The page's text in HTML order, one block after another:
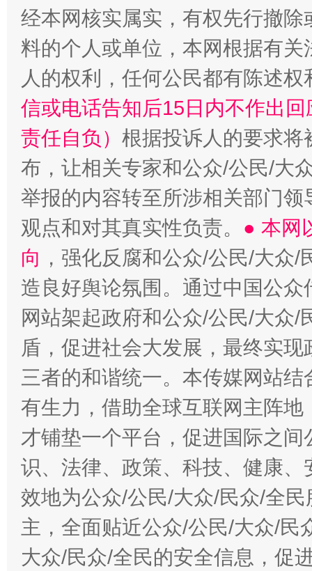
扯下公款旅游的“隐身衣” 如何以
“蜀中异人”王建安的艺术幻境
经本网核实属实，有权先行撤
料的个人或单位，本网根据有
人的权利，任何公民都有陈述
信或电话告知后15日内不作出
责任自负） 根据投诉人的要求将
布，让相关专家和公众/公民/大
举报的内容转至所涉相关部门
观点和对其真实性负责。 ● 本网
向 ，强化反腐和公众/公民/大众
造良好舆论氛围。通过中国公
网站架起政府和公众/公民/大众
盾，促进社会大发展，最终实
三者的和谐统一。本传媒网站
有生力，借助全球互联网主阵
才铺垫一个平台，促进国际之
识、法律、政策、科技、健康
效地为公众/公民/大众/民众/全
主，全面贴近公众/公民/大众/民
大众/民众/全民的安全信息，促